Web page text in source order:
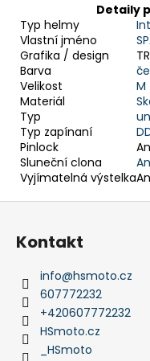
Detaily
Typ helmy
Vlastní jméno
Grafika / design
Barva
Velikost
M
Materiál
Typ
Typ zapínaní
Pinlock
Sluneční clona
Vyjímatelná výstelka
Z
Kontakt
info@hsmoto.cz
607772232
+420607772232
HSmoto.cz
_HSmoto